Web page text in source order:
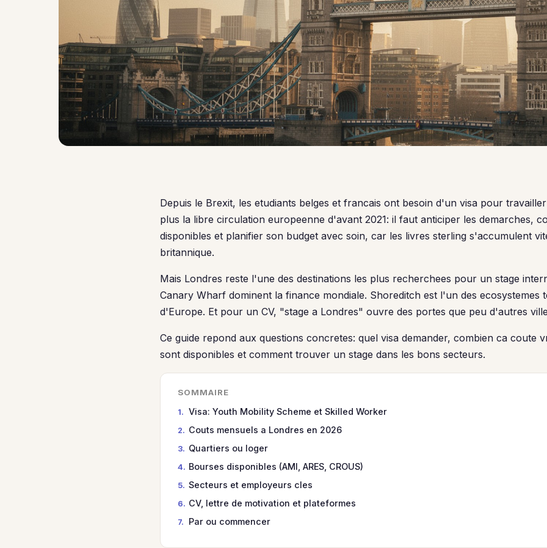
Depuis le Brexit, les etudiants belges et francais ont besoin d'un visa pour
plus la libre circulation europeenne d'avant 2021: il faut anticiper les demarches,
disponibles et planifier son budget avec soin, car les livres sterling s'accumulent
britannique.
Mais Londres reste l'une des destinations les plus recherchees pour un stage
Canary Wharf dominent la finance mondiale. Shoreditch est l'un des ecosystemes
d'Europe. Et pour un CV, "stage a Londres" ouvre des portes que peu d'autres
Ce guide repond aux questions concretes: quel visa demander, combien ca coute
sont disponibles et comment trouver un stage dans les bons secteurs.
SOMMAIRE
Visa: Youth Mobility Scheme et Skilled Worker
Couts mensuels a Londres en 2026
Quartiers ou loger
Bourses disponibles (AMI, ARES, CROUS)
Secteurs et employeurs cles
CV, lettre de motivation et plateformes
Par ou commencer